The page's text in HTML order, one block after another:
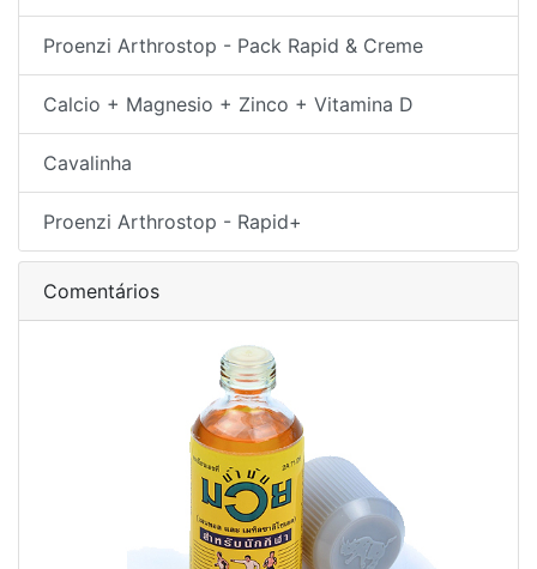
Proenzi Arthrostop - Pack Rapid & Creme
Calcio + Magnesio + Zinco + Vitamina D
Cavalinha
Proenzi Arthrostop - Rapid+
Comentários